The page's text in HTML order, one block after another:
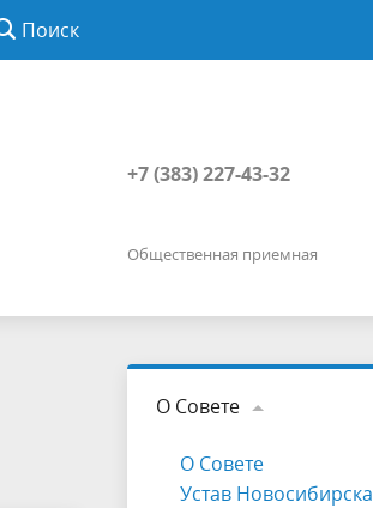
Поиск
+7 (383) 227-43-32
Общественная приемная
О Совете
О Совете
Устав Новосибирска